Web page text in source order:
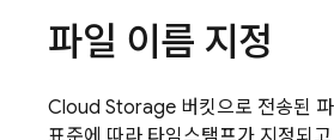
파일 이름 지정
Cloud Storage 버킷으로 전송된